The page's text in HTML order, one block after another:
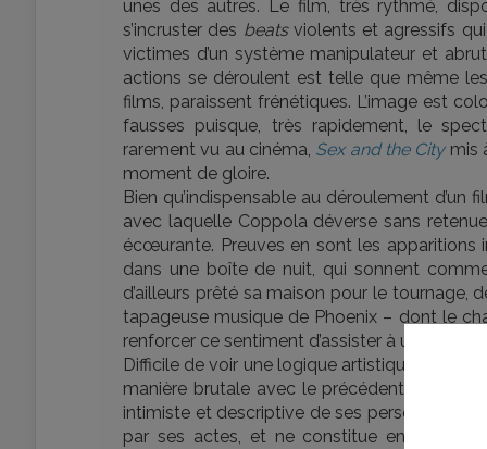
unes des autres. Le film, très rythmé,
s’incruster des beatsviolents et agressifs qui
victimes d’un système manipulateur et
actions se déroulent est telle que même
films, paraissent frénétiques. L’image est
fausses puisque, très rapidement, le
rarement vu au cinéma, Sex and the Citymis
moment de gloire.
Bien qu’indispensable au déroulement
avec laquelle Coppola déverse sans
écœurante. Preuves en sont les apparitions
dans une boîte de nuit, qui sonnent
d’ailleurs prêté sa maison pour le tournage,
tapageuse musique de Phoenix – dont le
renforcer ce sentiment d’assister à un défilé
Difficile de voir une logique artistique dans
manière brutale avec le précédent long
intimiste et descriptive de ses personnages
par ses actes, et ne constitue en aucun